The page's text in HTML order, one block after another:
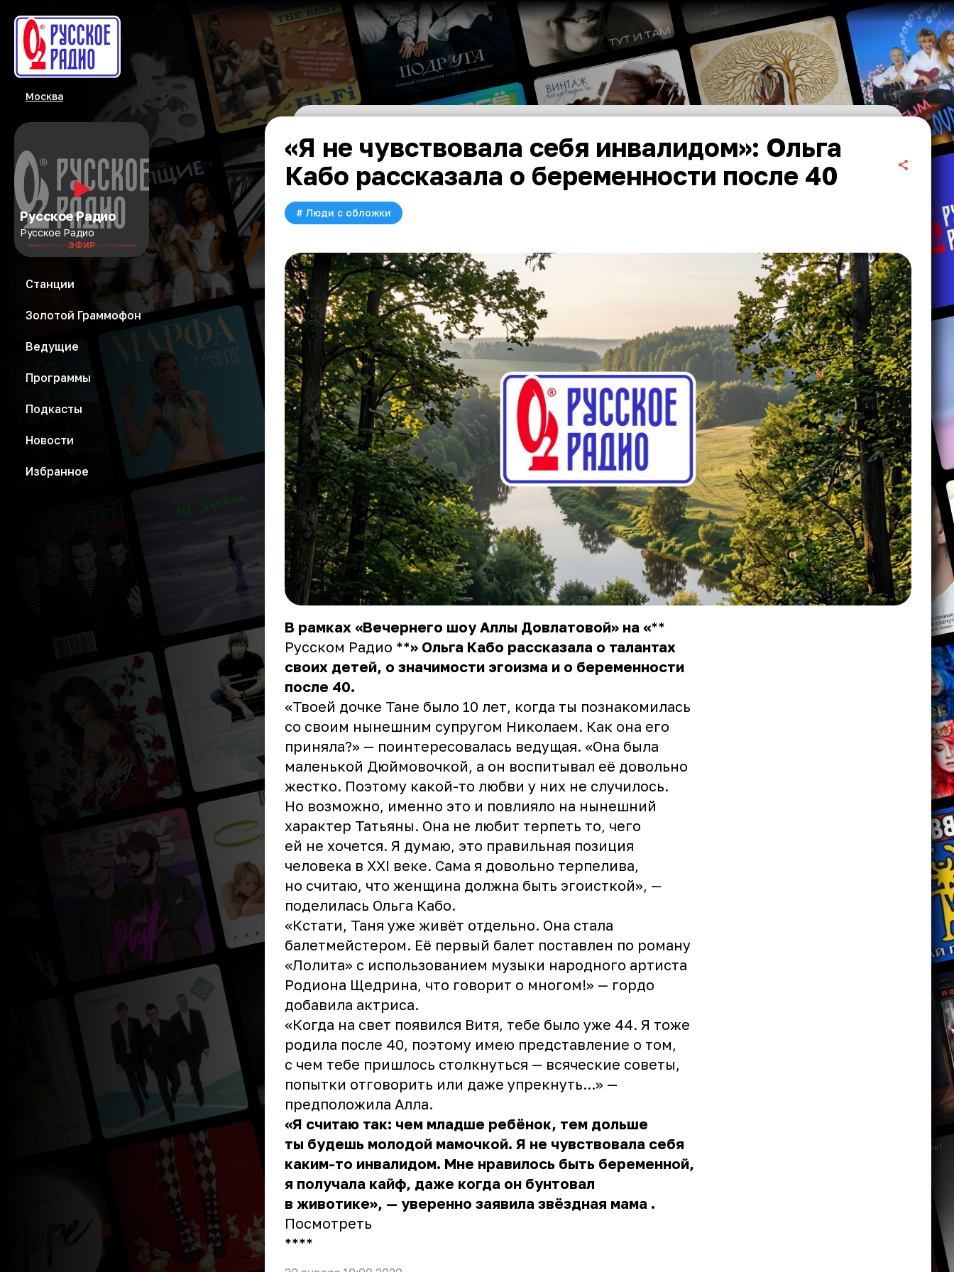
Москва
Русское Радио
Русское Радио
ЭФИР
Станции
Золотой Граммофон
Ведущие
Программы
Подкасты
Новости
Избранное
«Я не чувствовала себя инвалидом»: Ольга
Кабо рассказала о беременности после 40
# Люди с обложки
В рамках «Вечернего шоу Аллы Довлатовой» на «**
Русском Радио **» Ольга Кабо рассказала о талантах
своих детей, о значимости эгоизма и о беременности
после 40.
«Твоей дочке Тане было 10 лет, когда ты познакомилась
со своим нынешним супругом Николаем. Как она его
приняла?» — поинтересовалась ведущая. «Она была
маленькой Дюймовочкой, а он воспитывал её довольно
жестко. Поэтому какой-то любви у них не случилось.
Но возможно, именно это и повлияло на нынешний
характер Татьяны. Она не любит терпеть то, чего
ей не хочется. Я думаю, это правильная позиция
человека в XXI веке. Сама я довольно терпелива,
но считаю, что женщина должна быть эгоисткой», —
поделилась Ольга Кабо.
«Кстати, Таня уже живёт отдельно. Она стала
балетмейстером. Её первый балет поставлен по роману
«Лолита» с использованием музыки народного артиста
Родиона Щедрина, что говорит о многом!» — гордо
добавила актриса.
«Когда на свет появился Витя, тебе было уже 44. Я тоже
родила после 40, поэтому имею представление о том,
с чем тебе пришлось столкнуться — всяческие советы,
попытки отговорить или даже упрекнуть...» —
предположила Алла.
«Я считаю так: чем младше ребёнок, тем дольше
ты будешь молодой мамочкой. Я не чувствовала себя
каким-то инвалидом. Мне нравилось быть беременной,
я получала кайф, даже когда он бунтовал
в животике», — уверенно заявила звёздная мама .
Посмотреть
** **